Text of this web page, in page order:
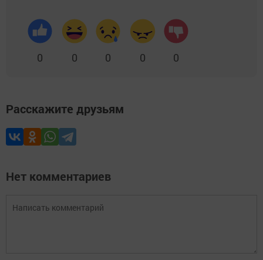
0 0 0 0 0
Расскажите друзьям
Нет комментариев